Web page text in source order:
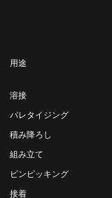
用途
溶接
パレタイジング
積み降ろし
組み立て
ビンピッキング
接着